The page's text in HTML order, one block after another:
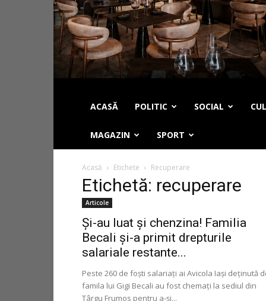
ACASĂ POLITIC SOCIAL
MAGAZIN SPORT
Acasă Etichete Recuperare
Etichetă: recuperare
Articole
Și-au luat și chenzina! Familia
Becali și-a primit drepturile
salariale restante...
Peste 260 de foşti salariaţi ai Avicola Iași deținută
famila lui Gigi Becali au fost chemaţi la sediul din
Târgu Frumos pentru a-și...